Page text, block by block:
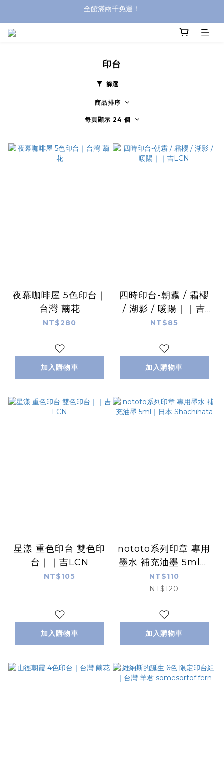
全館滿兩千免運！
印台
篩選
商品排序
每頁顯示 24 個
夜幕咖啡屋 5色印台｜
台灣 繭花
NT$280
加入購物車
四時印台-朝霧 / 霜櫻
/ 湖影 / 暖陽｜｜吉
LCN
NT$85
加入購物車
星漾 重色印台 雙色印
台｜｜吉LCN
NT$105
加入購物車
nototo系列印章 專用
墨水 補充油墨 5ml｜
日本 Shachihata
NT$110
NT$120
加入購物車